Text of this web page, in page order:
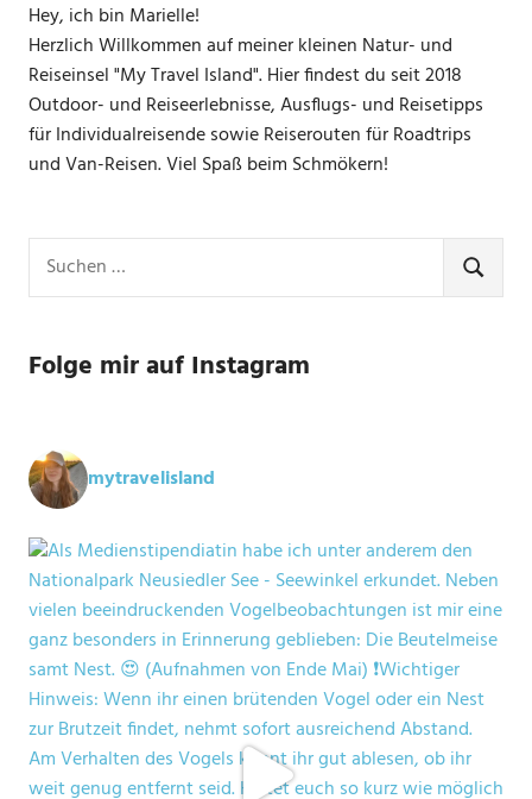
Hey, ich bin Marielle!
Herzlich Willkommen auf meiner kleinen Natur- und
Reiseinsel "My Travel Island". Hier findest du seit 2018
Outdoor- und Reiseerlebnisse, Ausflugs- und Reisetipps
für Individualreisende sowie Reiserouten für Roadtrips
und Van-Reisen. Viel Spaß beim Schmökern!
nach:
SUCHEN
Folge mir auf Instagram
mytravelisland